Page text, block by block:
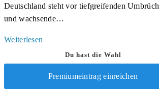
Deutschland steht vor tiefgreifenden
und wachsende…
Weiterlesen
für
die
Du hast die Wahl
Premiumeintrag einreichen